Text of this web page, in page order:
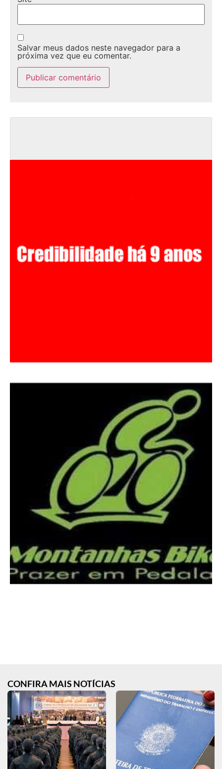
Salvar meus dados neste navegador para a
próxima vez que eu comentar.
CONFIRA MAIS NOTÍCIAS